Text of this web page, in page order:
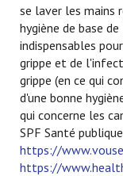
se laver les mains
hygiène de base
indispensables
grippe et de
grippe (en ce qui
d'une bonne
qui concerne les
SPF Santé
https://
https://